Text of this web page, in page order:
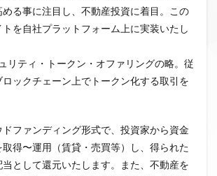
る事に注目し、不動産投資に着目。この
を自社プラットフォーム上に実装いたし
ティ・トークン・オファリングの略。従
ックチェーン上でトークン化する取引を
ファンディング形式で、投資家から資金
得〜運用（賃貸・売買等）し、得られた
として還元いたします。また、不動産を
市場調査 セミナー アンケート
CrowdShip Lending ファンド募集開始
了 登録受付開始 買取保証
了 クラウドクレジット